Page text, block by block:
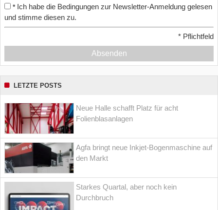
* Ich habe die Bedingungen zur Newsletter-Anmeldung gelesen
und stimme diesen zu.
* Pflichtfeld
Absenden
LETZTE POSTS
Neue Halle schafft Platz für acht
Folienblasanlagen
Agfa bringt neue Inkjet-Bogenmaschine auf
den Markt
Starkes Quartal, aber noch kein
Durchbruch